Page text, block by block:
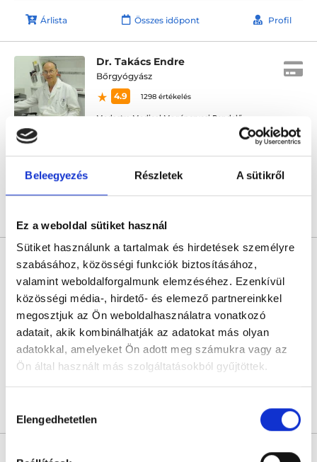
Beleegyezés Részletek A sütikről
Ez a weboldal sütiket használ
Sütiket használunk a tartalmak és hirdetések személyre
szabásához, közösségi funkciók biztosításához,
valamint weboldalforgalmunk elemzéséhez. Ezenkívül
közösségi média-, hirdető- és elemező partnereinkkel
megosztjuk az Ön weboldalhasználatra vonatkozó
adatait, akik kombinálhatják az adatokat más olyan
adatokkal, amelyeket Ön adott meg számukra vagy az
Ön által használt más szolgáltatásokból gyűjtöttek.
szabályzat:https://foglaljorvost.hu/info/foglaljorvost-
kiválasztása
Elengedhetetlen
Árlista Összes időpont Profil
Dr. Takács Endre
Bőrgyógyász
4.9
1298 értékelés
Medastra Medical Magánorvosi Rendelő
Budapest, III. kerület, Szentendrei út 13
Dr. Sziray Ágnes
Bőrgyógyász
4.9
597 értékelés
Medaid - Budapest
Sajnáljuk, jelenleg nincs szabad időpont!
Profil
orvos, aki jogszabályok szerinti szakorvosi szakképesítés